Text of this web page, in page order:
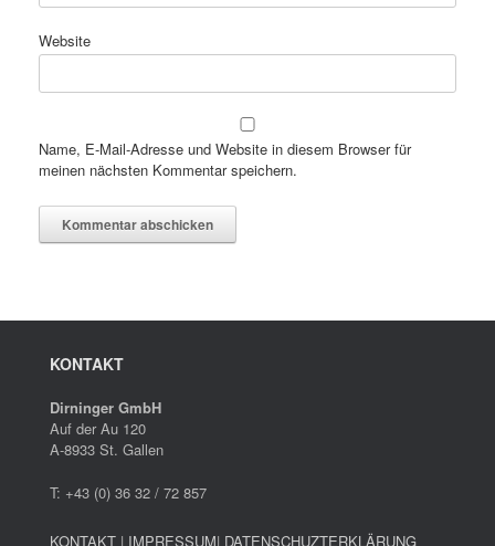
Website
Name, E-Mail-Adresse und Website in diesem Browser für
meinen nächsten Kommentar speichern.
KONTAKT
Dirninger GmbH
Auf der Au 120
A-8933 St. Gallen
T: +43 (0) 36 32 / 72 857
KONTAKT | IMPRESSUM| DATENSCHUZTERKLÄRUNG